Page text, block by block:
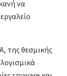
να
της θεσμικής